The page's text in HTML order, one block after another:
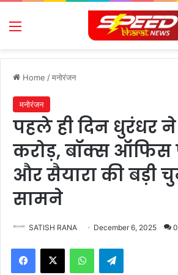
Menu
Home /मनोरंजन
मनोरंजन
पहले ही दिन धुरंधर
करोड़, बॉक्स ऑफिस
और सैयारा की बड़ी
सामने
SATISH RANA December 6, 2025 0
Facebook
X WhatsAppTelegram